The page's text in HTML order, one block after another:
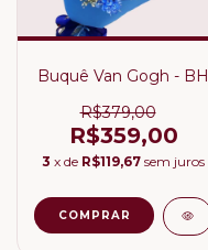
Buquê Van Gogh - BH
R$379,00
R$359,00
3 x de R$119,67 sem juros